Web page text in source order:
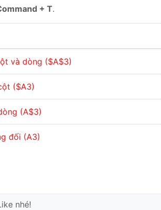
+ T.
và dòng ($A$3)
($A3)
(A$3)
đối (A3)
nhé!